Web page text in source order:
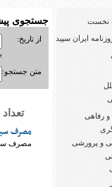
حمایت از حقوق معلولان
حوزه معلولان و نابینایان
سپید سایت خبری نابینایان و تنها
نخست
ایران سپید
رفاهی
و پرورشی
جستجوی
از تاریخ:
متن جستجو:
تعداد
مصرف
مصرف سیر